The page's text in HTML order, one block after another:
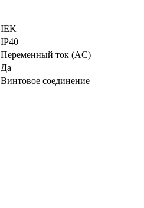
IEK
IP40
Переменный ток (AC)
Да
Винтовое соединение